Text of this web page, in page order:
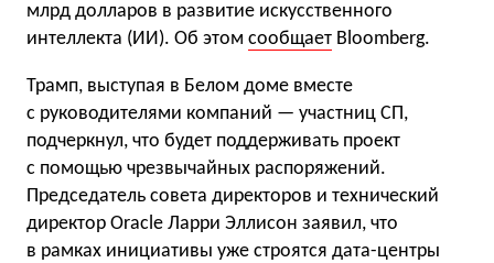
млрд долларов в развитие искусственного
интеллекта (ИИ). Об этом сообщает Bloomberg.
Трамп, выступая в Белом доме вместе
с руководителями компаний — участниц СП,
подчеркнул, что будет поддерживать проект
с помощью чрезвычайных распоряжений.
Председатель совета директоров и технический
директор Oracle Ларри Эллисон заявил, что
в рамках инициативы уже строятся дата-центры